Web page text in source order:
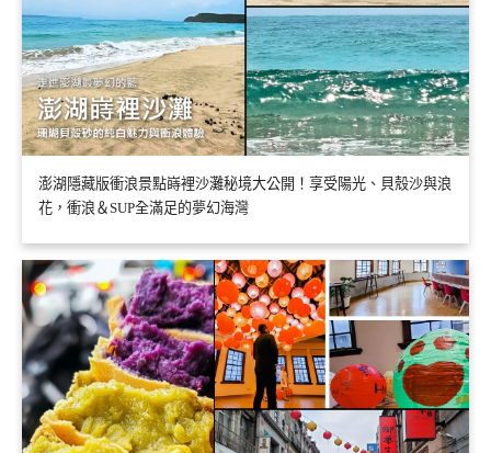
澎湖隱藏版衝浪景點嵵裡沙灘秘境大公開！享受陽光、貝殼沙與浪
花，衝浪＆SUP全滿足的夢幻海灣